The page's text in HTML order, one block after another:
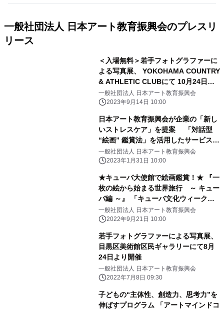
一般社団法人 日本アート教育振興会のプレスリ
リース
＜入場無料＞若手フォトグラファーに
よる写真展、 YOKOHAMA COUNTRY
& ATHLETIC CLUBにて 10月24日よ
り開催
一般社団法人 日本アート教育振興会
2023年9月14日 10:00
日本アート教育振興会が企業の「新し
いストレスケア」を提案 「対話型
“絵画” 鑑賞法」を活用したサービスを
開始
一般社団法人 日本アート教育振興会
2023年1月31日 10:00
★キューバ大使館で絵画鑑賞！★ 『一
枚の絵から始まる世界旅行 ～ キュー
バ編 ～』 「キューバ文化ウィーク」
に合わせ、10月25日に開催
一般社団法人 日本アート教育振興会
2022年9月21日 10:00
若手フォトグラファーによる写真展、
目黒区美術館区民ギャラリーにて8月
24日より開催
一般社団法人 日本アート教育振興会
2022年7月8日 09:30
子どもの“主体性、創造力、思考力”を
伸ばすプログラム 「アートマインドコ